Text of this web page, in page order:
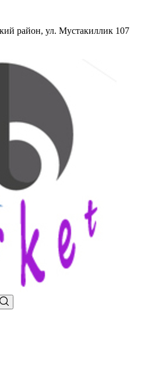
район, ул. Мустакиллик 107